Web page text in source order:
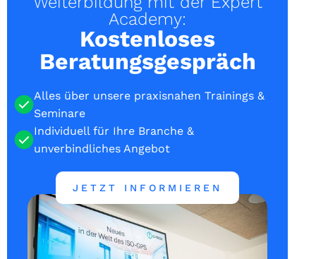
Academy:
Kostenloses
Beratungsgespräch
Alles über unsere praxisnahen Trainings &
Seminare
Individuell für Ihre Branche &
unverbindliches Angebot
JETZT INFORMIEREN